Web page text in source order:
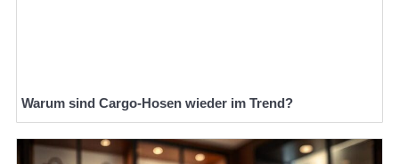
Warum sind Cargo-Hosen wieder im Trend?